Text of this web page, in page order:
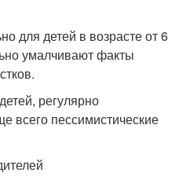
для детей в возрасте от 6
умалчивают факты
регулярно
всего пессимистические